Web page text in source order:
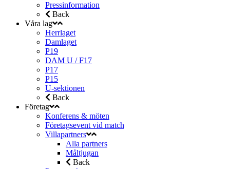
Pressinformation
Back
Våra lag
Herrlaget
Damlaget
P19
DAM U / F17
P17
P15
U-sektionen
Back
Företag
Konferens & möten
Företagsevent vid match
Villapartners
Alla partners
Måltjugan
Back